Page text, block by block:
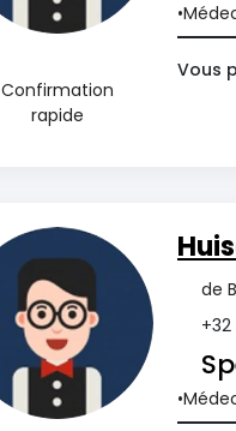
Confirmation
rapide
Vous
de